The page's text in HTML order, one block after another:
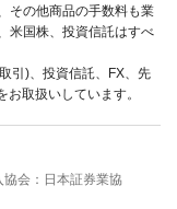
その他商品の手数料も業
米国株、投資信託はすべ
引)、投資信託、FX、先
取扱いしています。
会：日本証券業協